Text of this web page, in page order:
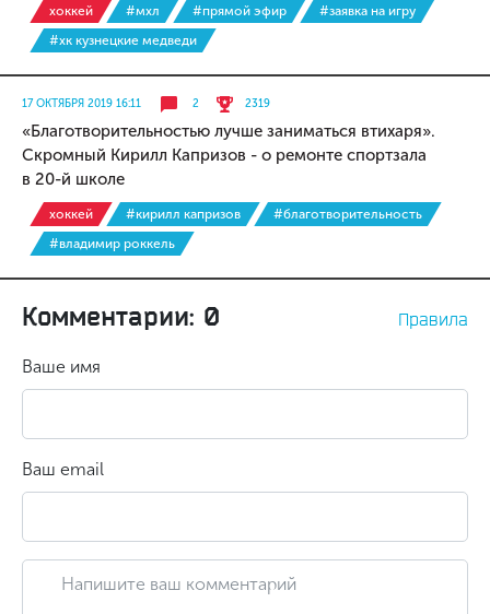
хоккей #мхл #прямой эфир
#заявка на игру
#хк кузнецкие медведи
17 ОКТЯБРЯ 2019 16:11 2 2319
«Благотворительностью лучше заниматься втихаря».
Скромный Кирилл Капризов - о ремонте спортзала
в 20-й школе
хоккей #кирилл капризов
#благотворительность
#владимир роккель
Комментарии: 0 Правила
Ваше имя
Ваш email